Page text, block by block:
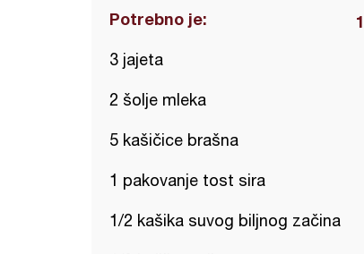
Potrebno je:
3 jajeta
2 šolje mleka
5 kašičice brašna
1 pakovanje tost sira
1/2 kašika suvog biljnog začina